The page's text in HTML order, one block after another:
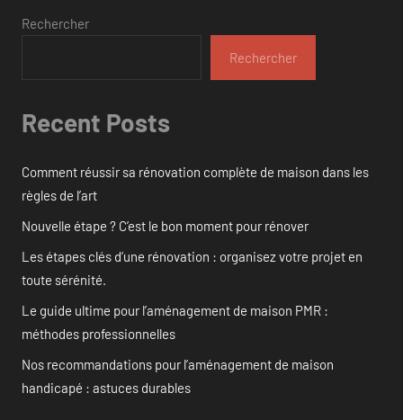
Rechercher
Rechercher
Recent Posts
Comment réussir sa rénovation complète de maison dans les
règles de l’art
Nouvelle étape ? C’est le bon moment pour rénover
Les étapes clés d’une rénovation : organisez votre projet en
toute sérénité.
Le guide ultime pour l’aménagement de maison PMR :
méthodes professionnelles
Nos recommandations pour l’aménagement de maison
handicapé : astuces durables